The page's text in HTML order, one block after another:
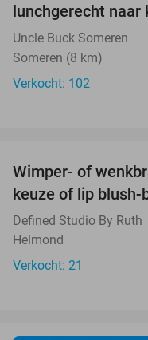
lunchgerecht naar
Uncle Buck Someren
Someren (8 km)
Verkocht: 102
Wimper- of
keuze of lip blush-
Defined Studio By Ruth
Helmond
Verkocht: 21